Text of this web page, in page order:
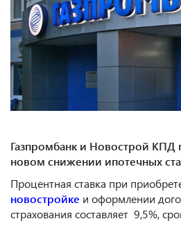
Газпромбанк и Новострой
новом снижении ипотечных
Процентная ставка при
новостройке и оформлении
страхования составляет 9,5%,